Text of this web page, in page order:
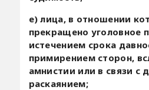
е) лица, в отношении
прекращено уголовное
истечением срока
примирением сторон,
амнистии или в связи с
раскаянием;